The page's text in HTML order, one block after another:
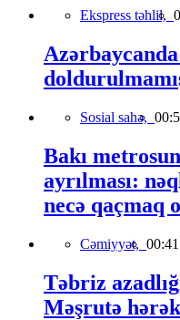
Ekspress təhlil,
Sosial sahə,
Bakı
ayrılması:
necə qaçmaq
Cəmiyyət, 00:41
Təbriz
Məşrutə